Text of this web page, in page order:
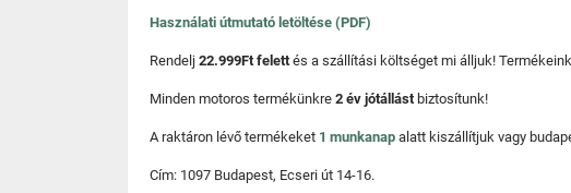
Használati útmutató letöltése (PDF)
Rendelj 22.999Ft felettés a szállítási költséget mi álljuk!
Minden motoros termékünkre 2 év jótállást biztosítunk!
A raktáron lévő termékeket 1 munkanap alatt kiszállítjuk vagy
Cím: 1097 Budapest, Ecseri út 14-16.